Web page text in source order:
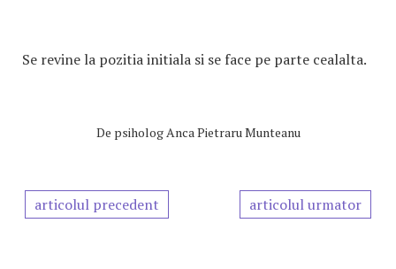
Se revine la pozitia initiala si se face pe parte cealalta.
De psiholog Anca Pietraru Munteanu
articolul precedent articolul urmator